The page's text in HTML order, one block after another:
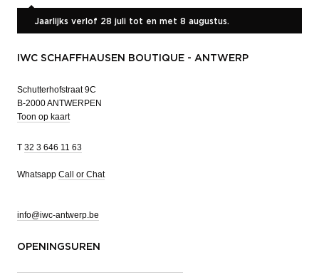
Jaarlijks verlof 28 juli tot en met 8 augustus.
IWC SCHAFFHAUSEN BOUTIQUE - ANTWERP
Schutterhofstraat 9C
B-2000 ANTWERPEN
Toon op kaart
T 32 3 646 11 63
Whatsapp Call or Chat
info@iwc-antwerp.be
OPENINGSUREN